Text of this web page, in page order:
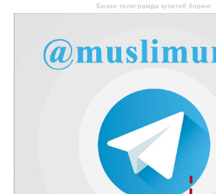
Бизни телеграмда кузатиб боринг